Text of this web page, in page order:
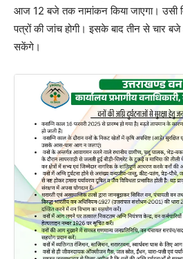
आज 12 बजे तक नामांकन किया जाएगा।
पत्रों की जांच होगी। इसके बाद तीन से चार
सकेंगे।